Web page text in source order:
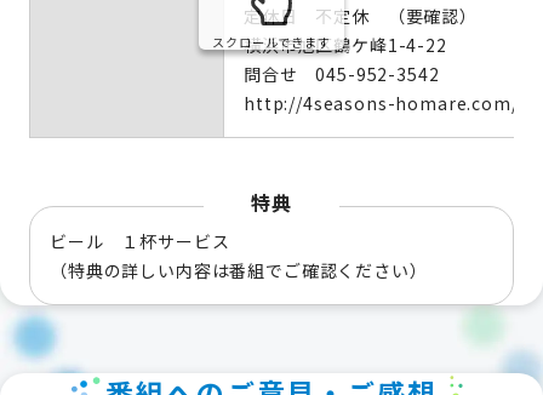
定休日 不定休 （要確認）
横浜市旭区鶴ケ峰1-4-22
問合せ 045-952-3542
http://4seasons-homare.com/
スクロールできます
特典
ビール １杯サービス
（特典の詳しい内容は番組でご確認ください）